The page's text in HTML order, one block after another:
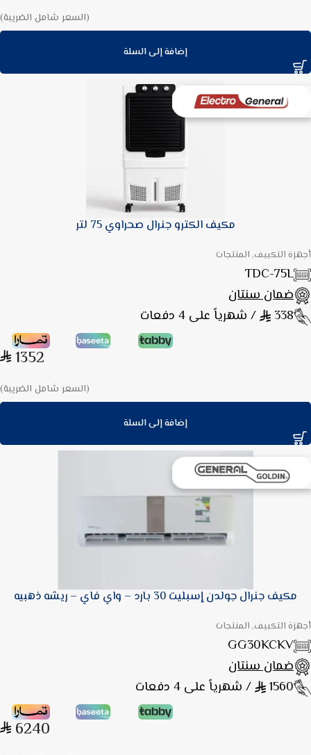
(السعر شامل الضريبة)
إضافة إلى السلة
مكيف الكترو جنرال صحراوي 75 لتر
أجهزة التكييف, المنتجات
TDC-75L
ضمان سنتان
338
/ شهرياً على 4 دفعات
1352
(السعر شامل الضريبة)
إضافة إلى السلة
مكيف جنرال جولدن إسبليت 30 بارد – واي فاي – ريشه ذهبيه
أجهزة التكييف, المنتجات
GG30KCKV
ضمان سنتان
1560
/ شهرياً على 4 دفعات
6240